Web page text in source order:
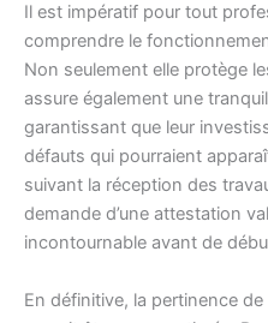
Il est impératif pour tout
comprendre le
Non seulement elle protège
assure également une
garantissant que leur
défauts qui pourraient
suivant la réception des
demande d’une attestation
incontournable avant de
En définitive, la pertinence